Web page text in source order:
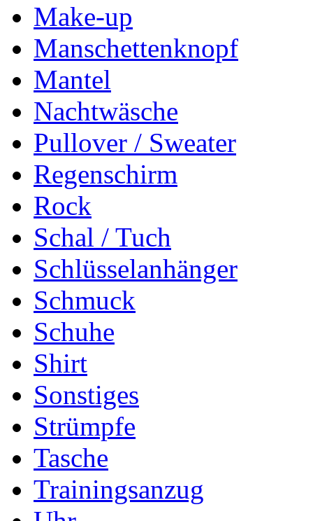
Make-up
Manschettenknopf
Mantel
Nachtwäsche
Pullover / Sweater
Regenschirm
Rock
Schal / Tuch
Schlüsselanhänger
Schmuck
Schuhe
Shirt
Sonstiges
Strümpfe
Tasche
Trainingsanzug